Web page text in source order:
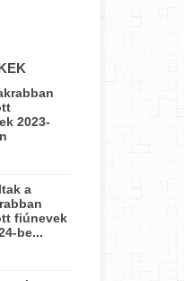
2023-
a
fiúnevek
be...